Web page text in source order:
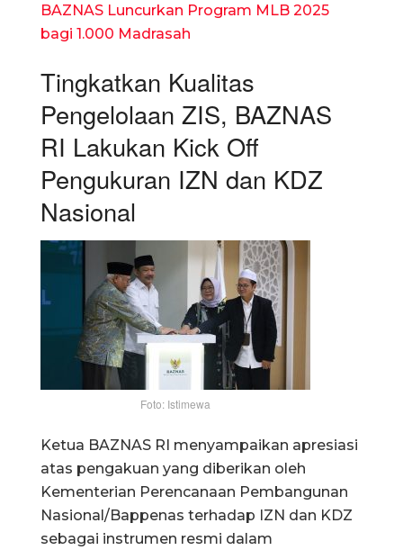
BAZNAS Luncurkan Program MLB 2025
bagi 1.000 Madrasah
Tingkatkan Kualitas
Pengelolaan ZIS, BAZNAS
RI Lakukan Kick Off
Pengukuran IZN dan KDZ
Nasional
Foto: Istimewa
Ketua BAZNAS RI menyampaikan apresiasi
atas pengakuan yang diberikan oleh
Kementerian Perencanaan Pembangunan
Nasional/Bappenas terhadap IZN dan KDZ
sebagai instrumen resmi dalam